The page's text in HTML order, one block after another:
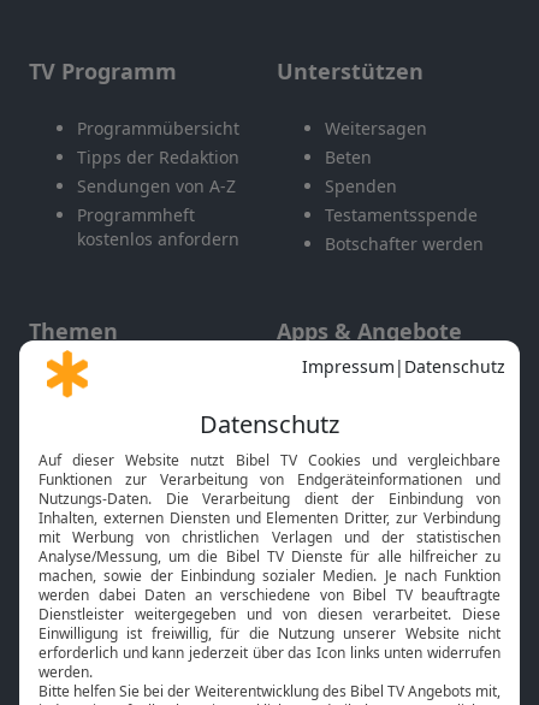
TV Programm
Programmübersicht
Tipps der Redaktion
Sendungen von A-Z
Programmheft
kostenlos anfordern
Unterstützen
Weitersagen
Beten
Spenden
Testamentsspende
Botschafter werden
Themen
Gott und Bibel erklärt
Neuigkeiten
Apps & Angebote
Mobile App
Smart TV
HbbTV
Bibelthek Online-Bibel
Nächster Gottesdienst
Bibel TV Service